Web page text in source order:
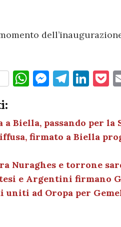
W
s
A
p
p
M
n
g
er
T
gr
a
m
Li
e
dI
n
P
k
a Biella, passando per la
firmato a Biella
Nuraghes e torrone
e Argentini firmano
uniti ad Oropa per